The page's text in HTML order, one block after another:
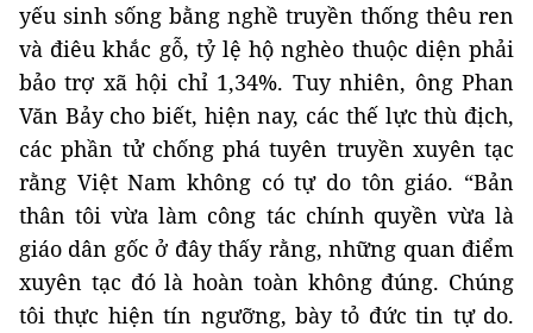
yếu sinh sống bằng nghề truyền thống thêu ren
và điêu khắc gỗ, tỷ lệ hộ nghèo thuộc diện phải
bảo trợ xã hội chỉ 1,34%. Tuy nhiên, ông Phan
Văn Bảy cho biết, hiện nay, các thế lực thù địch,
các phần tử chống phá tuyên truyền xuyên tạc
rằng Việt Nam không có tự do tôn giáo. “Bản
thân tôi vừa làm công tác chính quyền vừa là
giáo dân gốc ở đây thấy rằng, những quan điểm
xuyên tạc đó là hoàn toàn không đúng. Chúng
tôi thực hiện tín ngưỡng, bày tỏ đức tin tự do.